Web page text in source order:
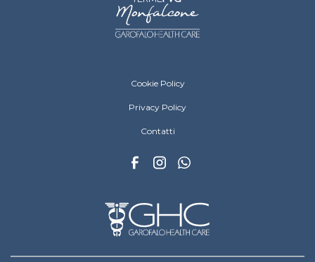
Terme Romane di Monfalcone Menù Footer
Cookie Policy
Privacy Policy
Contatti